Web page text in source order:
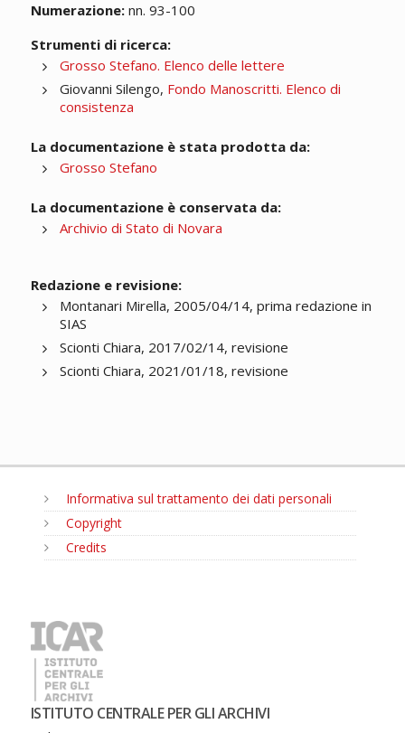
Numerazione:nn. 93-100
Strumenti di ricerca:
Grosso Stefano. Elenco delle lettere
Giovanni Silengo, Fondo Manoscritti. Elenco di
consistenza
La documentazione è stata prodotta da:
Grosso Stefano
La documentazione è conservata da:
Archivio di Stato di Novara
Redazione e revisione:
Montanari Mirella, 2005/04/14, prima redazione in
SIAS
Scionti Chiara, 2017/02/14, revisione
Scionti Chiara, 2021/01/18, revisione
Informativa sul trattamento dei dati personali
Copyright
Credits
ISTITUTO CENTRALE PER GLI ARCHIVI